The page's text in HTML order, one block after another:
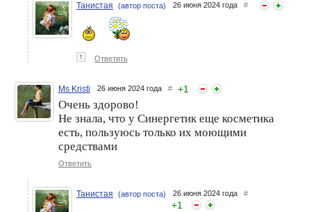
Танистая (автор поста) 26 июня 2024 года #
↑ Ответить
Ms Kristi 26 июня 2024 года # +1
Очень здорово!
Не знала, что у Синергетик еще косметика
есть, пользуюсь только их моющими
средствами
Ответить
Танистая (автор поста) 26 июня 2024 года #
+1